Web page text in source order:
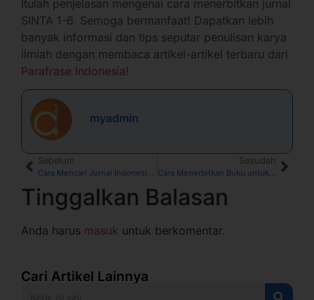
Itulah penjelasan mengenai cara menerbitkan jurnal
SINTA 1-6. Semoga bermanfaat! Dapatkan lebih
banyak informasi dan tips seputar penulisan karya
ilmiah dengan membaca artikel-artikel terbaru dari
Parafrase Indonesia!
myadmin
Sebelum
Cara Mencari Jurnal Indonesia di Pubmed
Sesudah
Cara Menerbitkan Buku untuk Dosen Pemula
Tinggalkan Balasan
Anda harus masuk untuk berkomentar.
Cari Artikel Lainnya